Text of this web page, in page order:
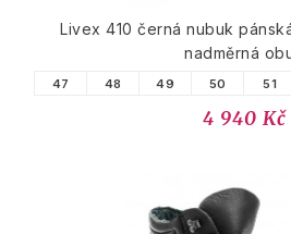
Livex 410 černá nubuk
nadměrná
47 48 49 50 51
4 940 Kč